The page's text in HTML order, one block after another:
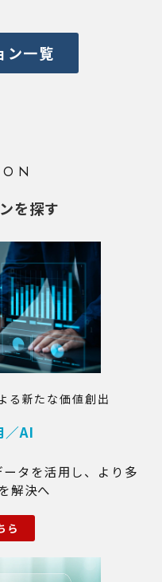
ン一覧
を探す
る新たな価値創出
／AI
ータを活用し、より多
解決へ
ら